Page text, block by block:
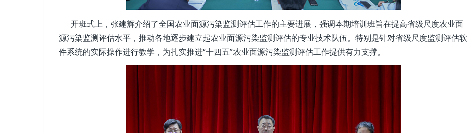
开班式上，张建辉介绍了全国农业面源污染监测评估工作的主要进展，强调本期培训班旨在提高省级尺度农业面
源污染监测评估水平，推动各地逐步建立起农业面源污染监测评估的专业技术队伍。特别是针对省级尺度监测评估软
件系统的实际操作进行教学，为扎实推进“十四五”农业面源污染监测评估工作提供有力支撑。